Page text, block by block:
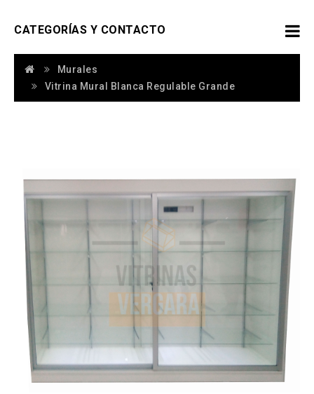
CATEGORÍAS Y CONTACTO
Murales
Vitrina Mural Blanca Regulable Grande